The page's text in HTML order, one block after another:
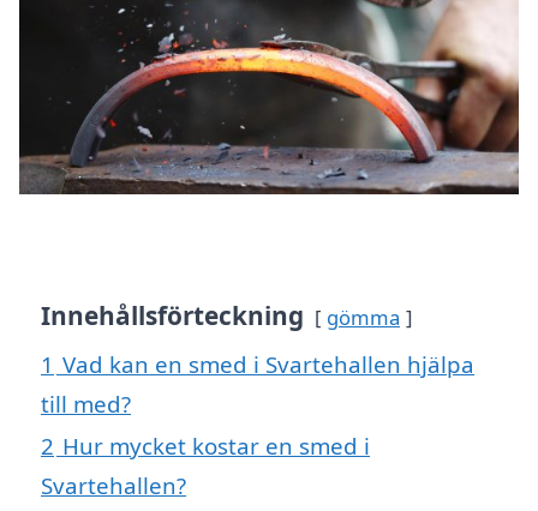
Innehållsförteckning gömma
1 Vad kan en smed i Svartehallen hjälpa
till med?
2 Hur mycket kostar en smed i
Svartehallen?